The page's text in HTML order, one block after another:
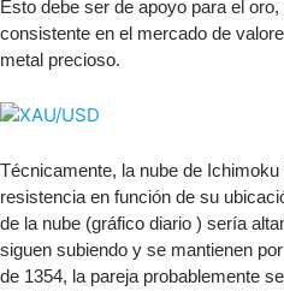
Esto debe ser de apoyo para el
consistente en el mercado de
metal precioso.
Técnicamente, la nube de
resistencia en función de su
de la nube (gráfico diario ) sería
siguen subiendo y se mantienen
de 1354, la pareja probablemente